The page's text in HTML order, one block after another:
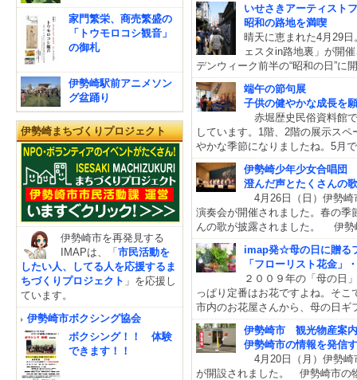
いせさきアーティス
昭和の路地を満喫
晴天に恵まれた4月29
ェスタin路地裏」が開
デンウィーク前半の“昭和の日”に
端午の節句展
子供の健やかな成長を
赤堀歴史民俗資料館
しています。1階、2階の展示ス
やかな季節になりましたね。5月
伊勢崎少年少女合唱
澄んだ声とたくさんの
4月26日（日）伊勢崎
演奏会が開催されました。春の季
んの歌が披露されました。 伊勢
imap発☆母の日に贈る
「フローリスト花金」
２００９年の「母の日
っぱり定番はお花ですよね。そ
市内のお花屋さんから、母の日ギ
伊勢崎市 観光物産案
伊勢崎市の情報を発信
4月20日（月）伊勢崎
が開設されました。 伊勢崎市の
家門繁栄、商売繁盛の
「トウモロコシ観音」
の御札
伊勢崎駅前アニメソン
グ盆踊り
伊勢崎まちづくりプロジェクト
伊勢崎市を再発見する
IMAPは、「市民活動を
したい人、してる人を応援するま
ちづくりプロジェクト 」を応援し
ています。
伊勢崎市ボクシング協会
ボクシング！！ 体験
できます！！